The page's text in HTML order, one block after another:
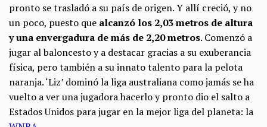
pronto se trasladó a su país de origen. Y allí creció, y no
un poco, puesto que alcanzó los 2,03 metros de altura
y una envergadura de más de 2,20 metros. Comenzó a
jugar al baloncesto y a destacar gracias a su exuberancia
física, pero también a su innato talento para la pelota
naranja. ‘Liz’ dominó la liga australiana como jamás se ha
vuelto a ver una jugadora hacerlo y pronto dio el salto a
Estados Unidos para jugar en la mejor liga del planeta: la